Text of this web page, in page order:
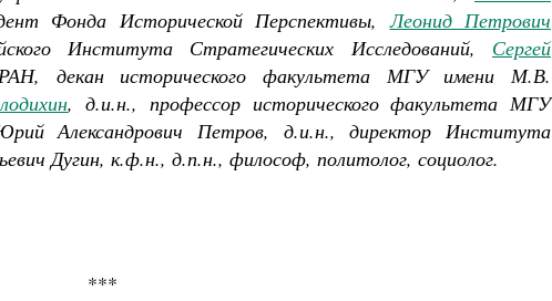
Фонда Исторической Перспективы,Леонид Петрович
Института Стратегических Исследований, Сергей
декан исторического факультета МГУ имени М.В.
, д.и.н., профессор исторического факультета МГУ
Александрович Петров, д.и.н., директор Института
Дугин, к.ф.н., д.п.н., философ, политолог, социолог.
***